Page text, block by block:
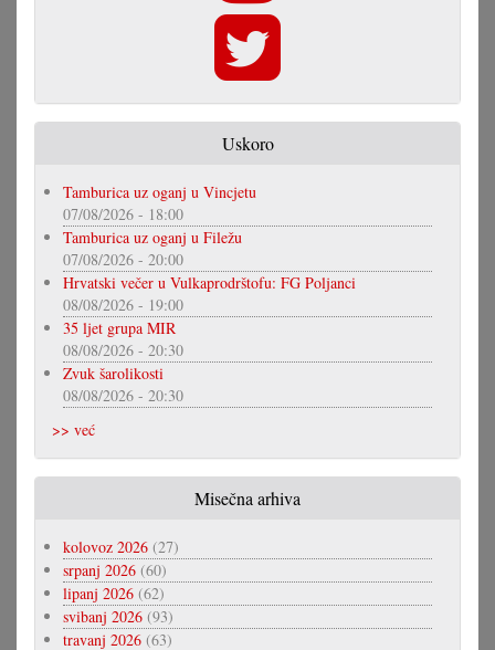
Uskoro
Tamburica uz oganj u Vincjetu
07/08/2026 - 18:00
Tamburica uz oganj u Filežu
07/08/2026 - 20:00
Hrvatski večer u Vulkaprodrštofu: FG Poljanci
08/08/2026 - 19:00
35 ljet grupa MIR
08/08/2026 - 20:30
Zvuk šarolikosti
08/08/2026 - 20:30
>> već
Misečna arhiva
kolovoz 2026 (27)
srpanj 2026 (60)
lipanj 2026 (62)
svibanj 2026 (93)
travanj 2026 (63)